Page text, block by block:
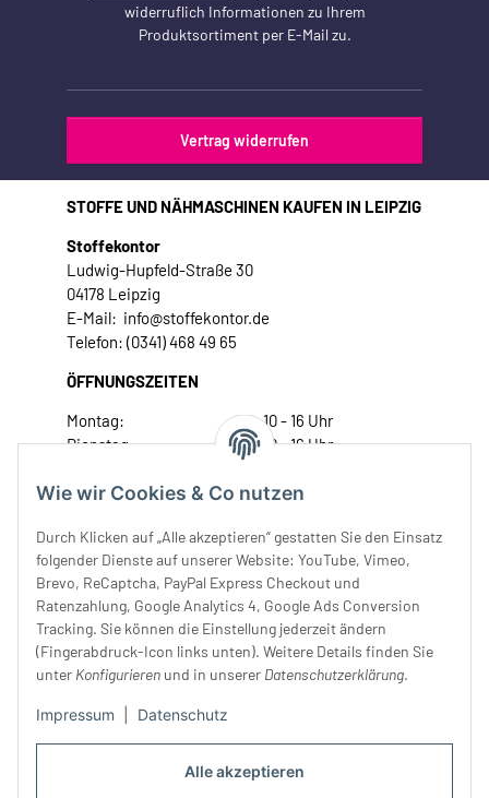
Alle akzeptieren
Wie wir Cookies & Co nutzen
Durch Klicken auf „Alle akzeptieren“ gestatten Sie den Einsatz
folgender Dienste auf unserer Website: YouTube, Vimeo,
Brevo, ReCaptcha, PayPal Express Checkout und
Ratenzahlung, Google Analytics 4, Google Ads Conversion
Tracking. Sie können die Einstellung jederzeit ändern
(Fingerabdruck-Icon links unten). Weitere Details finden Sie
unter Konfigurieren und in unserer Datenschutzerklärung.
Impressum Datenschutz
widerruflich Informationen zu Ihrem
Produktsortiment per E-Mail zu.
Vertrag widerrufen
STOFFE UND NÄHMASCHINEN KAUFEN IN LEIPZIG
Stoffekontor
Ludwig-Hupfeld-Straße 30
04178 Leipzig
E-Mail: info@stoffekontor.de
Telefon: (0341) 468 49 65
ÖFFNUNGSZEITEN
Montag:
10 - 16 Uhr
Dienstag:
10 - 16 Uhr
Donnerstag:
10 - 18 Uhr
Samstag:
10 - 14 Uhr
Unser Service
Rechtliches